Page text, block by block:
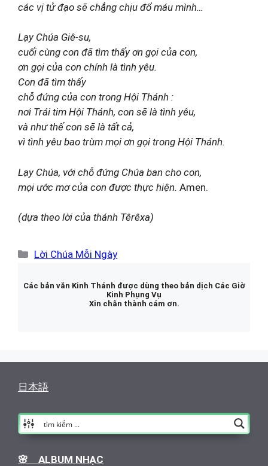
các vị tử đạo sẽ chẳng chịu đổ máu mình…
Lạy Chúa Giê-su,
cuối cùng con đã tìm thấy ơn gọi của con,
ơn gọi của con chính là tình yêu.
Con đã tìm thấy
chỗ đứng của con trong Hội Thánh :
nơi Trái tim Hội Thánh, con sẽ là tình yêu,
và như thế con sẽ là tất cả,
vì tình yêu bao trùm mọi ơn gọi trong Hội Thánh.
Lạy Chúa, với chỗ đứng Chúa ban cho con,
mọi ước mơ của con được thực hiện. Amen.
(dựa theo lời của thánh Têrêxa)
Danh
Lời Chúa Mỗi Ngày
Các bản văn Kinh Thánh được dùng theo bản dịch Các Giờ
Kinh Phụng Vụ
Xin chân thành cám ơn.
日本語
🌸 ALBUM NHẠC